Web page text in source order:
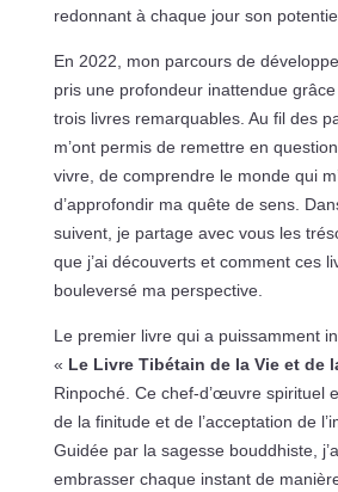
redonnant à chaque jour son
En 2022, mon parcours de
pris une profondeur inattendue
trois livres remarquables. Au fil des
m’ont permis de remettre en
vivre, de comprendre le monde qui
d’approfondir ma quête de sens.
suivent, je partage avec vous les
que j’ai découverts et comment ces
bouleversé ma perspective.
Le premier livre qui a puissamment
« Le Livre Tibétain de la Vie et de
Rinpoché. Ce chef-d’œuvre spirituel
de la finitude et de l’acceptation de
Guidée par la sagesse bouddhiste,
embrasser chaque instant de